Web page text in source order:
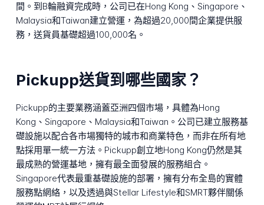
間。到B輪融資完成時，公司已在Hong Kong、Singapore、
Malaysia和Taiwan建立營運，為超過20,000間企業提供服
務，送貨員基礎超過100,000名。
Pickupp送貨到哪些國家？
Pickupp的主要業務涵蓋亞洲四個市場，具體為Hong
Kong、Singapore、Malaysia和Taiwan。公司已建立服務基
礎設施以配合各市場獨特的城市和商業特色，而非在所有地
點採用單一統一方法。Pickupp創立地Hong Kong仍然是其
最成熟的營運基地，擁有最全面發展的服務組合。
Singapore代表最重基礎設施的部署，擁有分布全島的實體
服務點網絡，以及透過與Stellar Lifestyle和SMRT夥伴關係